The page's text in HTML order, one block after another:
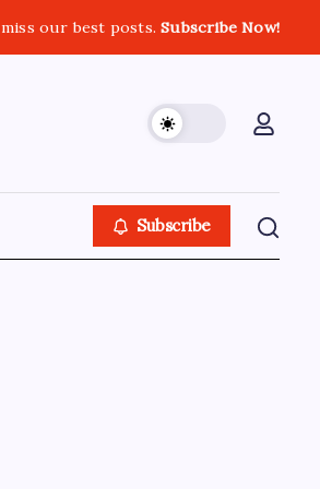
our best posts.Subscribe Now!
Subscribe